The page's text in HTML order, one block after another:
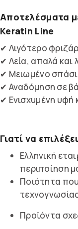
Αποτελέσματα
Keratin Line
✔ Λιγότερο
✔ Λεία, απαλά και
✔ Μειωμένο
✔ Αναδόμηση σε
✔ Ενισχυμένη υφή
Γιατί να
Ελληνική
περιποίηση
Ποιότητα
Προϊόντα